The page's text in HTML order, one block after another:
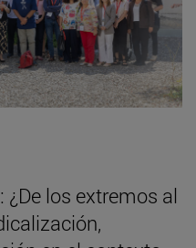
los extremos al